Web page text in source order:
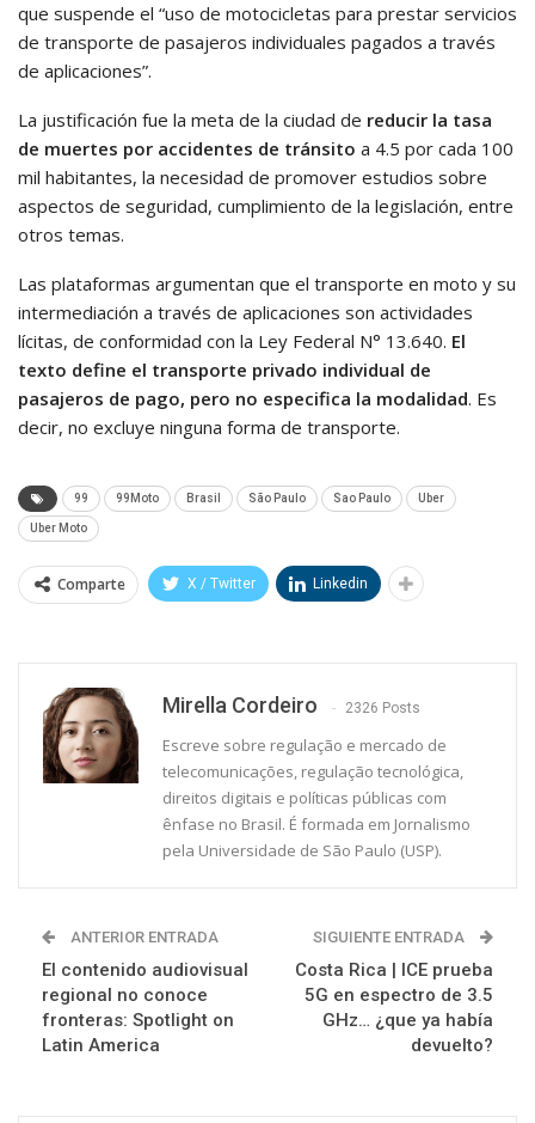
que suspende el “uso de motocicletas para prestar servicios
de transporte de pasajeros individuales pagados a través
de aplicaciones”.
La justificación fue la meta de la ciudad de reducir la tasa
de muertes por accidentes de tránsito a 4.5 por cada 100
mil habitantes, la necesidad de promover estudios sobre
aspectos de seguridad, cumplimiento de la legislación, entre
otros temas.
Las plataformas argumentan que el transporte en moto y su
intermediación a través de aplicaciones son actividades
lícitas, de conformidad con la Ley Federal N° 13.640. El
texto define el transporte privado individual de
pasajeros de pago, pero no especifica la modalidad. Es
decir, no excluye ninguna forma de transporte.
99 99Moto Brasil São Paulo Sao Paulo Uber
Uber Moto
Comparte X / Twitter Linkedin
Mirella Cordeiro 2326 Posts
Escreve sobre regulação e mercado de
telecomunicações, regulação tecnológica,
direitos digitais e políticas públicas com
ênfase no Brasil. É formada em Jornalismo
pela Universidade de São Paulo (USP).
ANTERIOR ENTRADA
El contenido audiovisual
regional no conoce
fronteras: Spotlight on
Latin America
SIGUIENTE ENTRADA
Costa Rica | ICE prueba
5G en espectro de 3.5
GHz… ¿que ya había
devuelto?